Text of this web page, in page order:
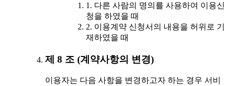
1. 다른 사람의 명의를 사용하여 이용신
청을 하였을 때
2. 이용계약 신청서의 내용을 허위로 기
재하였을 때
제 8 조 (계약사항의 변경)
이용자는 다음 사항을 변경하고자 하는 경우 서비